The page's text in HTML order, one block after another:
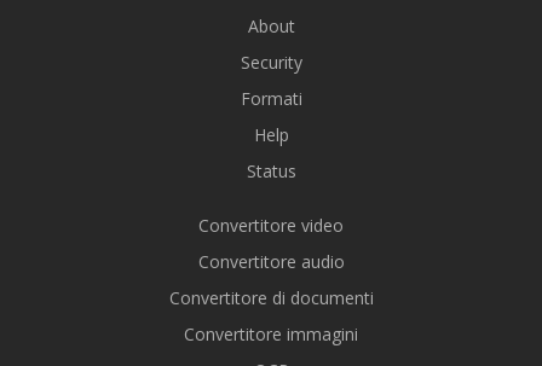
About
Security
Formati
Help
Status
Convertitore video
Convertitore audio
Convertitore di documenti
Convertitore immagini